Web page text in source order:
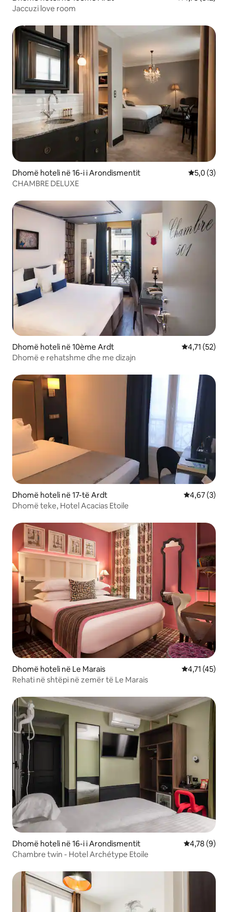
Jaccuzi love room
Dhomë hoteli në 16-i i Arondismentit Vlerësimi
5,0 (3)
CHAMBRE DELUXE
Dhomë hoteli në 10ème Ardt Vlerësimi
4,71 (52)
Dhomë e rehatshme dhe me dizajn
Dhomë hoteli në 17-të Ardt Vlerësimi
4,67 (3)
Dhomë teke, Hotel Acacias Etoile
Dhomë hoteli në Le Marais Vlerësimi
4,71 (45)
Rehati në shtëpi në zemër të Le Marais
Dhomë hoteli në 16-i i Arondismentit Vlerësimi
4,78 (9)
Chambre twin - Hotel Archétype Etoile